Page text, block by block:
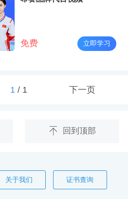
免费 立即学习
1/ 1 下一页
回到顶部
关于我们 证书查询